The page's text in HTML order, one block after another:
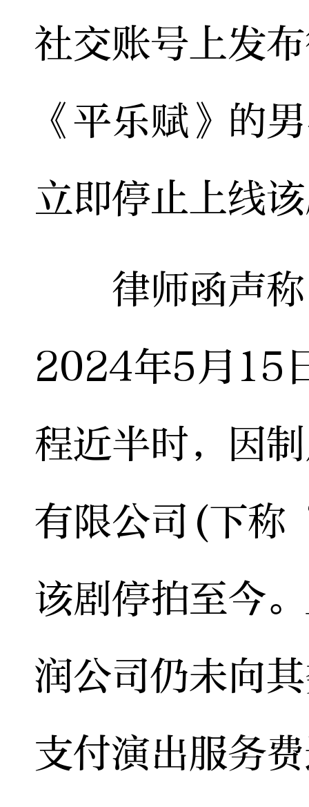
社交账号上发
《平乐赋》的
立即停止上线
律师函声称
2024年5月15
程近半时，因
有限公司(下
该剧停拍至今
润公司仍未向
支付演出服务